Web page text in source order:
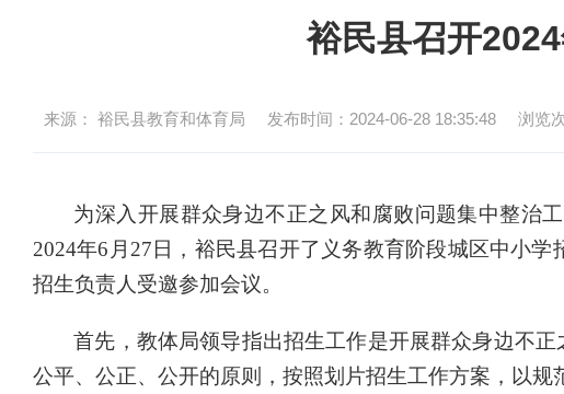
裕民县召开
来源： 裕民县教育和体育局 发布时间：2024-06-28 18:35:48 浏览
为深入开展群众身边不正之风和腐败问题集中整治工
2024年6 月 27 日 ， 裕民县召开了 义务教育阶段城区中小学
招生负责人受邀参加会议。
首先，教体局领导指出招生工作是开展群众身边不正
公平、公正、公开的原则， 按照划片招生工作方案，以规